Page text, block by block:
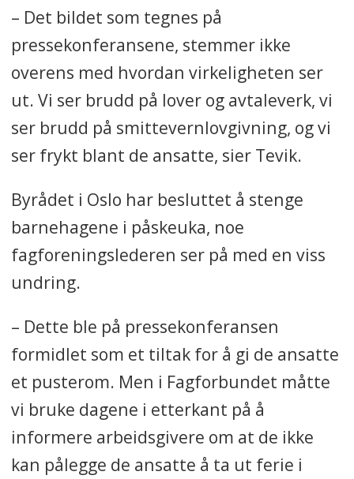
– Det bildet som tegnes på
pressekonferansene, stemmer ikke
overens med hvordan virkeligheten ser
ut. Vi ser brudd på lover og avtaleverk, vi
ser brudd på smittevernlovgivning, og vi
ser frykt blant de ansatte, sier Tevik.
Byrådet i Oslo har besluttet å stenge
barnehagene i påskeuka, noe
fagforeningslederen ser på med en viss
undring.
– Dette ble på pressekonferansen
formidlet som et tiltak for å gi de ansatte
et pusterom. Men i Fagforbundet måtte
vi bruke dagene i etterkant på å
informere arbeidsgivere om at de ikke
kan pålegge de ansatte å ta ut ferie i